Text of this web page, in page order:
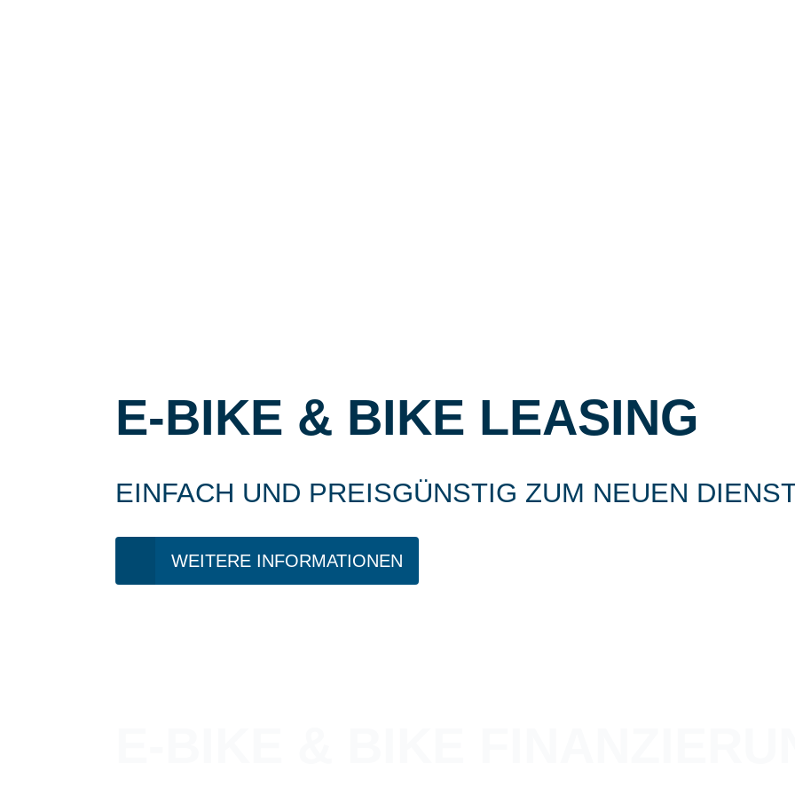
E-BIKE & BIKE LEASING
EINFACH UND PREISGÜNSTIG ZUM NEUEN
WEITERE INFORMATIONEN